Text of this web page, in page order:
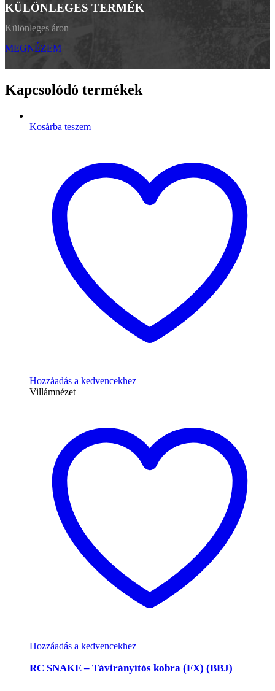
KÜLÖNLEGES TERMÉK
Különleges áron
MEGNÉZEM
Kapcsolódó termékek
Kosárba teszem
Hozzáadás a kedvencekhez
Villámnézet
Hozzáadás a kedvencekhez
RC SNAKE – Távirányítós kobra (FX) (BBJ)